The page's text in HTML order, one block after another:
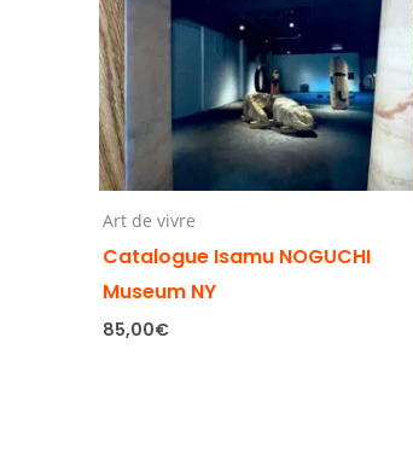
Art de vivre
Catalogue Isamu NOGUCHI
Museum NY
85,00€